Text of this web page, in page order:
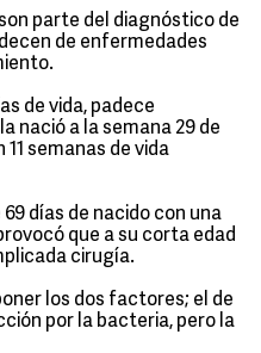
parte del diagnóstico de
de enfermedades
de vida, padece
nació a la semana 29 de
semanas de vida
días de nacido con una
que a su corta edad
cirugía.
los dos factores; el de
por la bacteria, pero la